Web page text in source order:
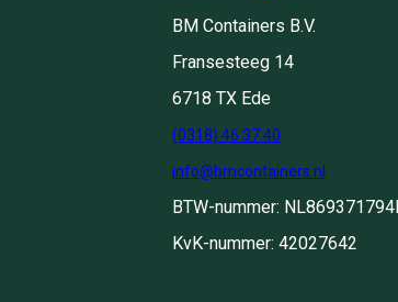
BM Containers B.V.
Fransesteeg 14
6718 TX Ede
(0318) 46 37 40
info@bmcontainers.nl
BTW-nummer:
KvK-nummer: 42027642